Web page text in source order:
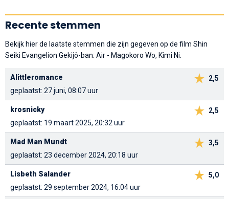
Recente stemmen
Bekijk hier de laatste stemmen die zijn gegeven op de film Shin
Seiki Evangelion Gekijô-ban: Air - Magokoro Wo, Kimi Ni.
2,5
Alittleromance
geplaatst: 27 juni, 08:07 uur
2,5
krosnicky
geplaatst: 19 maart 2025, 20:32 uur
3,5
Mad Man Mundt
geplaatst: 23 december 2024, 20:18 uur
5,0
Lisbeth Salander
geplaatst: 29 september 2024, 16:04 uur